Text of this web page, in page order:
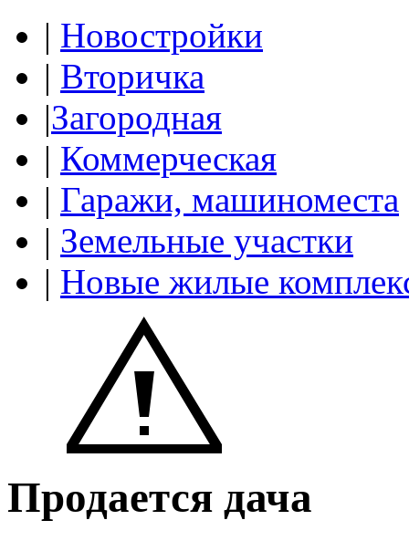
| Новостройки
| Вторичка
|Загородная
| Коммерческая
| Гаражи, машиноместа
| Земельные участки
| Новые жилые
Продается дача